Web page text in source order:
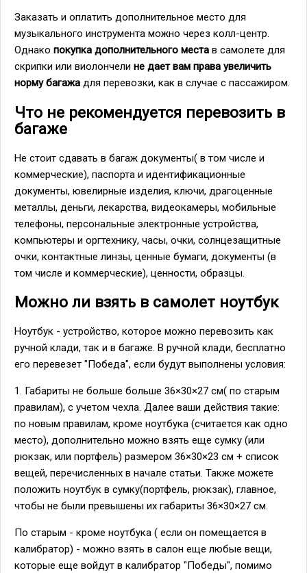
Заказать и оплатить дополнительное место для
музыкального инструмента можно через колл-центр.
Однако покупка дополнительного места в самолете для
скрипки или виолончели не дает вам права увеличить
норму багажа для перевозки, как в случае с пассажиром.
Что не рекомендуется перевозить в
багаже
Не стоит сдавать в багаж документы( в том числе и
коммерческие), паспорта и идентификационные
документы, ювелирные изделия, ключи, драгоценные
металлы, деньги, лекарства, видеокамеры, мобильные
телефоны, персональные электронные устройства,
компьютеры и оргтехнику, часы, очки, солнцезащитные
очки, контактные линзы, ценные бумаги, документы (в
том числе и коммерческие), ценности, образцы.
Можно ли взять в самолет ноутбук
Ноутбук - устройство, которое можно перевозить как
ручной клади, так и в багаже. В ручной клади, бесплатно
его перевезет "Победа", если будут выполнены условия:
1. Габариты не больше больше 36×30×27 см( по старым
правилам), с учетом чехла. Далее ваши действия такие:
по новым правилам, кроме ноутбука (считается как одно
место), дополнительно можно взять еще сумку (или
рюкзак, или портфель) размером 36×30×23 см + список
вещей, перечисленных в начале статьи. Также можете
положить ноутбук в сумку(портфель, рюкзак), главное,
чтобы не были превышены их габариты 36×30×27 см.
По старым - кроме ноутбука ( если он помещается в
калибратор) - можно взять в салон еще любые вещи,
которые еще войдут в калибратор "Победы", помимо